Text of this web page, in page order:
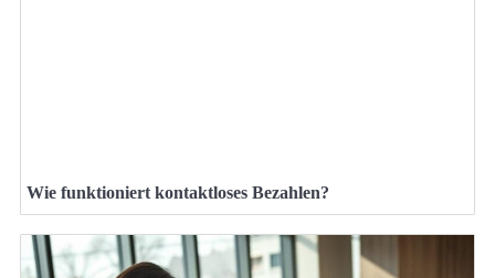
Wie funktioniert kontaktloses Bezahlen?